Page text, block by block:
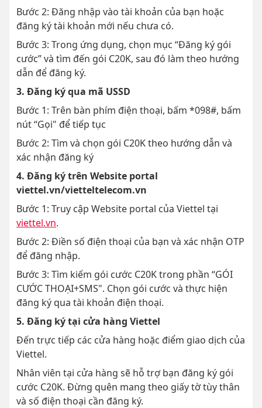
Bước 2: Đăng nhập vào tài khoản của bạn hoặc
đăng ký tài khoản mới nếu chưa có.
Bước 3: Trong ứng dụng, chọn mục “Đăng ký gói
cước” và tìm đến gói C20K, sau đó làm theo hướng
dẫn để đăng ký.
3. Đăng ký qua mã USSD
Bước 1: Trên bàn phím điện thoại, bấm *098#, bấm
nút “Gọi" để tiếp tục
Bước 2: Tìm và chọn gói C20K theo hướng dẫn và
xác nhận đăng ký
4. Đăng ký trên Website portal
viettel.vn/vietteltelecom.vn
Bước 1: Truy cập Website portal của Viettel tại
viettel.vn.
Bước 2: Điền số điện thoại của bạn và xác nhận OTP
để đăng nhập.
Bước 3: Tìm kiếm gói cước C20K trong phần “GÓI
CƯỚC THOẠI+SMS". Chọn gói cước và thực hiện
đăng ký qua tài khoản điện thoại.
5. Đăng ký tại cửa hàng Viettel
Đến trực tiếp các cửa hàng hoặc điểm giao dịch của
Viettel.
Nhân viên tại cửa hàng sẽ hỗ trợ bạn đăng ký gói
cước C20K. Đừng quên mang theo giấy tờ tùy thân
và số điện thoại cần đăng ký.